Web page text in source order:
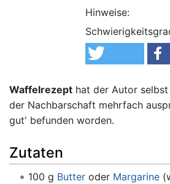
Hinweise:
Waffelrezept hat der Autor
der Nachbarschaft mehrfach
gut' befunden worden.
Zutaten
100 g Butteroder Margarine